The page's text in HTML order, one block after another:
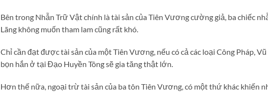
Bên trong Nhẫn Trữ Vật chính là tài sản của Tiên Vương cường giả, ba chiếc
Lãng không muốn tham lam cũng rất khó.
Chỉ cần đạt được tài sản của một Tiên Vương, nếu có cả các loại Công Pháp,
bọn hắn ở tại Đạo Huyền Tông sẽ gia tăng thật lớn.
Hơn thế nữa, ngoại trừ tài sản của ba tôn Tiên Vương, có một thứ khác khiến